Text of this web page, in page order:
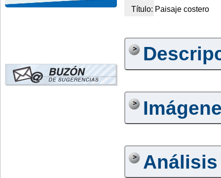
Título: Paisaje costero